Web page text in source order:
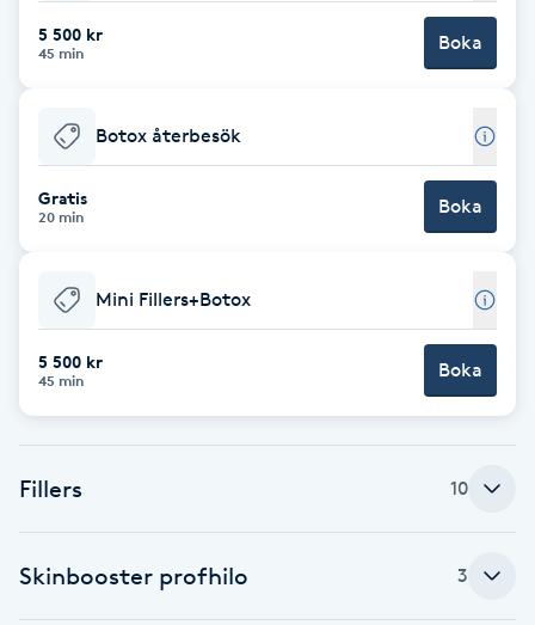
Extensions
Extensions borttagning
Face framing
Fet hårbotten
Fettreducering
5 500 kr
45 min Boka
Botox återbesök
Gratis
20 min Boka
Mini Fillers+Botox
5 500 kr
45 min Boka
Fillers 10
Skinbooster profhilo 3